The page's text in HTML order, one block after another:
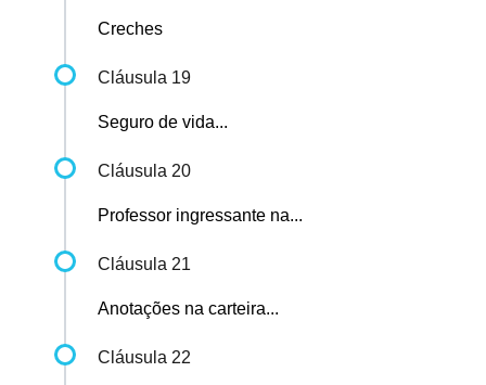
Creches
Cláusula 19
Seguro de vida...
Cláusula 20
Professor ingressante na...
Cláusula 21
Anotações na carteira...
Cláusula 22